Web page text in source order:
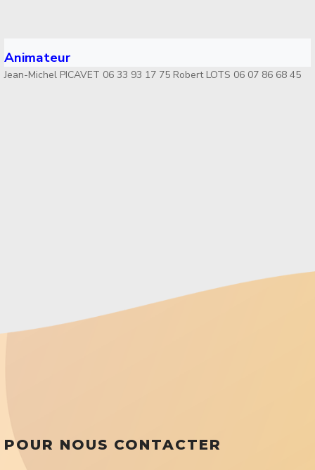
Animateur
Jean-Michel PICAVET 06 33 93 17 75 Robert LOTS 06 07 86 68 45
POUR NOUS CONTACTER